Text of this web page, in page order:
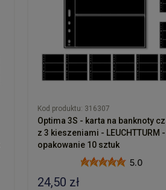
Kod produktu: 316307
Optima 3S - karta na banknoty
z 3 kieszeniami - LEUCHTTURM -
opakowanie 10 sztuk
5.0
24,50 zł